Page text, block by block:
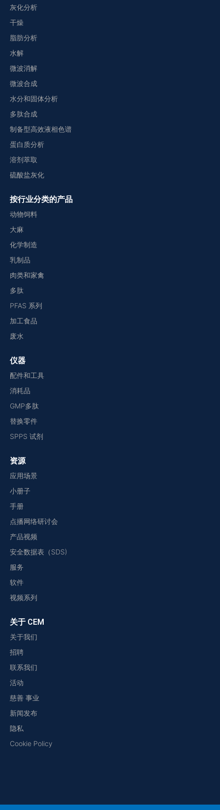
灰化分析
干燥
脂肪分析
水解
微波消解
微波合成
水分和固体分析
多肽合成
制备型高效液相色谱
蛋白质分析
溶剂萃取
硫酸盐灰化
按行业分类的产品
动物饲料
大麻
化学制造
乳制品
肉类和家禽
多肽
PFAS 系列
加工食品
废水
仪器
配件和工具
消耗品
GMP多肽
替换零件
SPPS 试剂
资源
应用场景
小册子
手册
点播网络研讨会
产品视频
安全数据表（SDS)
服务
软件
视频系列
关于 CEM
关于我们
招聘
联系我们
活动
慈善 事业
新闻发布
隐私
Cookie Policy